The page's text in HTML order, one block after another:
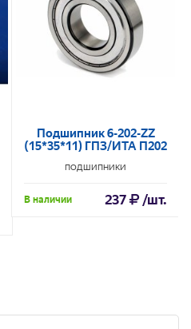
Подшипник 6-202-ZZ
(15*35*11) ГПЗ/ИТА П202
ПОДШИПНИКИ
В наличии 237 /шт.